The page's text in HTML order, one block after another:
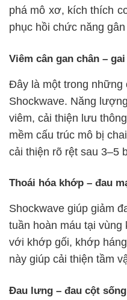
phá mô xơ, kích thích
phục hồi chức năng
Viêm cân gan chân –
Đây là một trong những
Shockwave. Năng
viêm, cải thiện lưu
mềm cấu trúc mô bị
cải thiện rõ rệt sau 3–5
Thoái hóa khớp – đau
Shockwave giúp giảm
tuần hoàn máu tại
với khớp gối, khớp
này giúp cải thiện tầm
Đau lưng – đau cột